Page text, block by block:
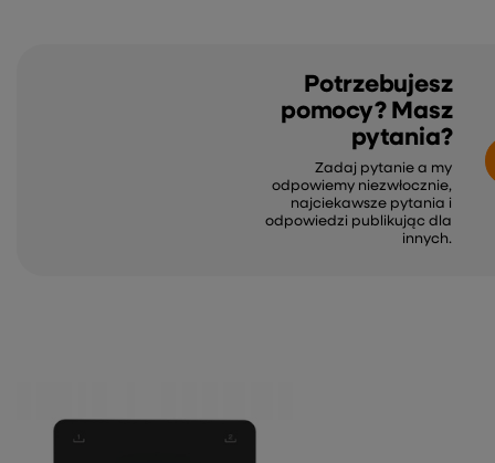
Potrzebujesz
pomocy? Masz
pytania?
Zadaj pytanie a my
odpowiemy niezwłocznie,
najciekawsze pytania i
odpowiedzi publikując dla
innych.